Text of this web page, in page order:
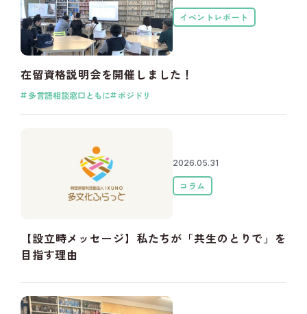
イベントレポート
在留資格説明会を開催しました！
多言語相談窓口ともに ポジドリ
2026.05.31
コラム
【設立時メッセージ】私たちが「共生のとりで」を
目指す理由